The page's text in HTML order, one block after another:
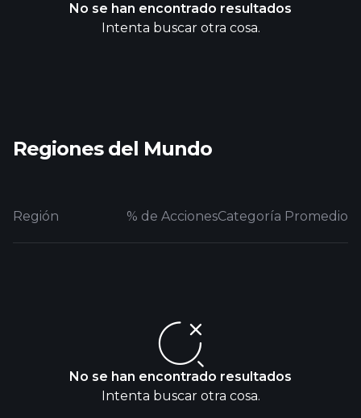
No se han encontrado resultados
Intenta buscar otra cosa.
Regiones del Mundo
Región % de AccionesCategoría Promedio
No se han encontrado resultados
Intenta buscar otra cosa.